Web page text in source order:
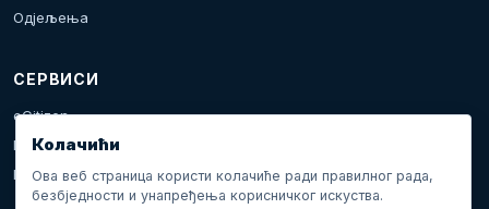
Одјељења
СЕРВИСИ
eCitizen
Пријава проблема
Календар дешавања
Колачићи
Ова веб страница користи колачиће ради правилног рада,
безбједности и унапређења корисничког искуства.